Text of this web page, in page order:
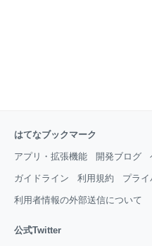
はてなブックマーク
アプリ・拡張機能 開発ブログ
ガイドライン 利用規約 プラ
利用者情報の外部送信について
公式Twitter